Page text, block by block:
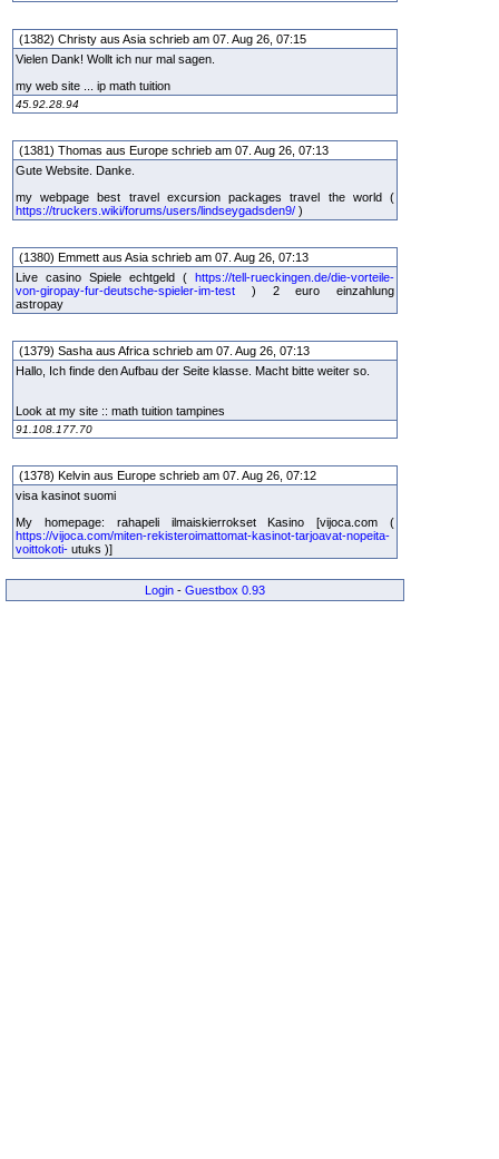
(1382) Christy aus Asia schrieb am 07. Aug 26, 07:15
Vielen Dank! Wollt ich nur mal sagen.
my web site ... ip math tuition
45.92.28.94
(1381) Thomas aus Europe schrieb am 07. Aug 26, 07:13
Gute Website. Danke.
my webpage best travel excursion packages travel the world (
https://truckers.wiki/forums/users/lindseygadsden9/ )
(1380) Emmett aus Asia schrieb am 07. Aug 26, 07:13
Live casino Spiele echtgeld ( https://tell-rueckingen.de/die-vorteile-
von-giropay-fur-deutsche-spieler-im-test ) 2 euro einzahlung
astropay
(1379) Sasha aus Africa schrieb am 07. Aug 26, 07:13
Hallo, Ich finde den Aufbau der Seite klasse. Macht bitte weiter so.
Look at my site :: math tuition tampines
91.108.177.70
(1378) Kelvin aus Europe schrieb am 07. Aug 26, 07:12
visa kasinot suomi
My homepage: rahapeli ilmaiskierrokset Kasino [vijoca.com (
https://vijoca.com/miten-rekisteroimattomat-kasinot-tarjoavat-nopeita-
voittokoti- utuks )]
Login - Guestbox 0.93